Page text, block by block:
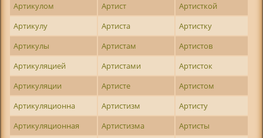
Артикулом
Артист
Артисткой
Артикулу
Артиста
Артистку
Артикулы
Артистам
Артистов
Артикуляцией
Артистами
Артисток
Артикуляции
Артисте
Артистом
Артикуляционна
Артистизм
Артисту
Артикуляционная
Артистизма
Артисты